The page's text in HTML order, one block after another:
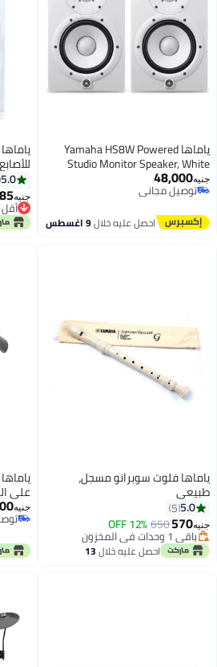
ياماها Yamaha HS8W Powered
Studio Monitor Speaker, White
HS8W white
جنيه48,000
توصيل مجاني
توصيل مجاني
احصل عليه خلال9 اغسطس
5.0
جنيه
أقل
أقل
ياماها فلوت سوبرانو مسجل،
طبيعي
5.0
5
جنيه570
650
12% OFF
باقي 1 وحدات في المخزون
باقي 1 وحدات في المخزون احصل عليه خلال13
على
جنيه